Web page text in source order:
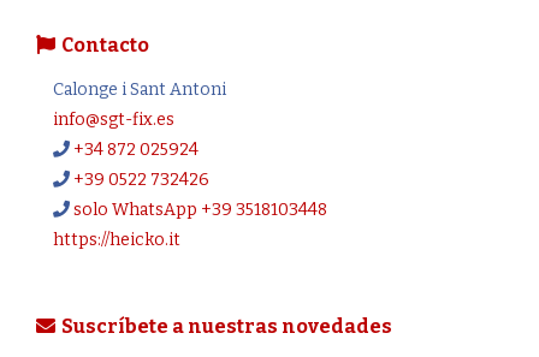
Contacto
Calonge i Sant Antoni
info@sgt-fix.es
+34 872 025924
+39 0522 732426
solo WhatsApp +39 3518103448
https://heicko.it
Suscríbete a nuestras novedades